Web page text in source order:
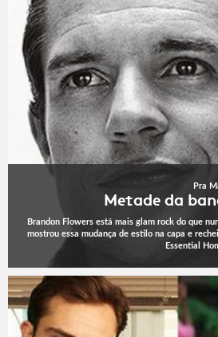
Pra
Metade da
Brandon Flowers está mais glam rock do que
mostrou essa mudança de estilo na capa e
Essential